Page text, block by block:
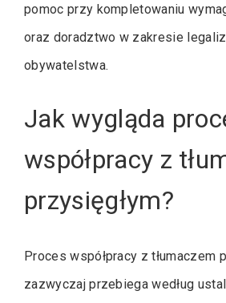
pomoc przy kompletowaniu
oraz doradztwo w zakresie
obywatelstwa.
Jak wygląda
współpracy z
przysięgłym?
Proces współpracy z tłumaczem
zazwyczaj przebiega według